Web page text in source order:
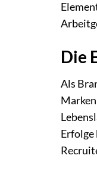
Die
Als
Erfolge